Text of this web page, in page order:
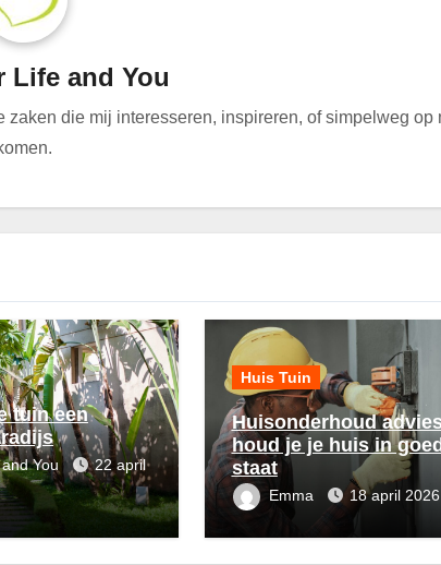
Life and You
die mij interesseren, inspireren, of simpelweg op
tuin een
You
22 april
Huis Tuin
Huisonderhoud
houd je je huis in
staat
Emma 18 april 2026